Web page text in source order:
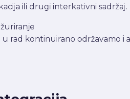
ili drugi interkativni sadržaj.
rad kontinuirano održavamo i